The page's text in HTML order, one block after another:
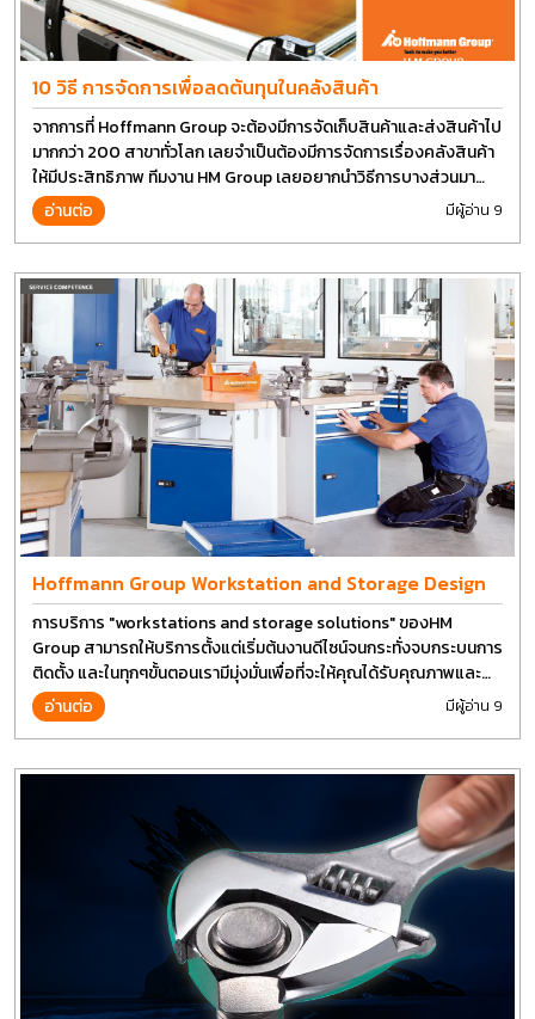
10 วิธี การจัดการเพื่อลดต้นทุนในคลังสินค้า
จากการที่ Hoffmann Group จะต้องมีการจัดเก็บสินค้าและส่งสินค้าไป
มากกว่า 200 สาขาทั่วโลก เลยจำเป็นต้องมีการจัดการเรื่องคลังสินค้า
ให้มีประสิทธิภาพ ทีมงาน HM Group เลยอยากนำวิธีการบางส่วนมา
แบ่งปันกัน
อ่านต่อ มีผู้อ่าน 9
Hoffmann Group Workstation and Storage Design
การบริการ "workstations and storage solutions" ของHM
Group สามารถให้บริการตั้งแต่เริ่มต้นงานดีไซน์จนกระทั่งจบกระบนการ
ติดตั้ง และในทุกๆขั้นตอนเรามีมุ่งมั่นเพื่อที่จะให้คุณได้รับคุณภาพและ
การที่งานที่ดีที่สุด บนต้นทุนที่ดีที่สุดเช่นกัน
อ่านต่อ มีผู้อ่าน 9